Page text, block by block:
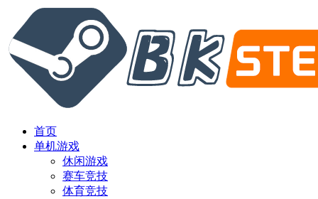
首页
单机游戏
休闲游戏
赛车竞技
体育竞技